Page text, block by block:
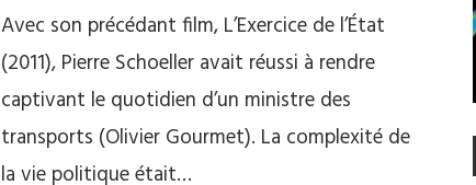
Avec son précédant film, L’Exercice de l’État
(2011), Pierre Schoeller avait réussi à rendre
captivant le quotidien d’un ministre des
transports (Olivier Gourmet). La complexité de
la vie politique était…